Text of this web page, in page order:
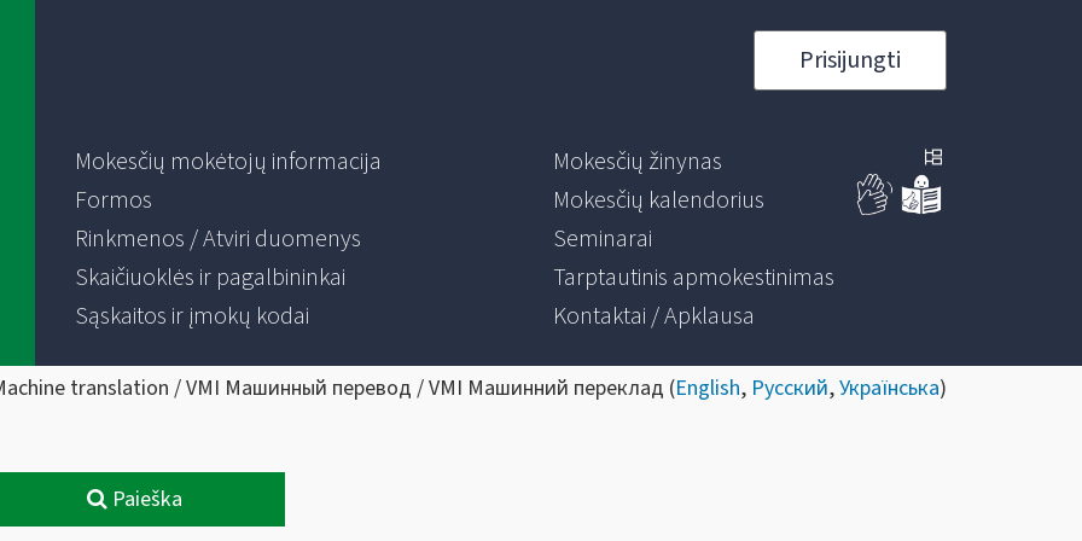
Prisijungti
Mokesčių mokėtojų informacija
Formos
Rinkmenos / Atviri duomenys
Skaičiuoklės ir pagalbininkai
Sąskaitos ir įmokų kodai
Mokesčių žinynas
Mokesčių kalendorius
Seminarai
Tarptautinis apmokestinimas
Kontaktai / Apklausa
translation / VMI Машинный перевод / VMI Машинний переклад (English, Русский,Українська)
Paieška